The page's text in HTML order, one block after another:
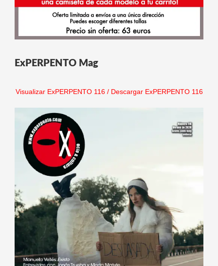
ExPERPENTO Mag
Visualizar ExPERPENTO 116/ Descargar ExPERPENTO 116